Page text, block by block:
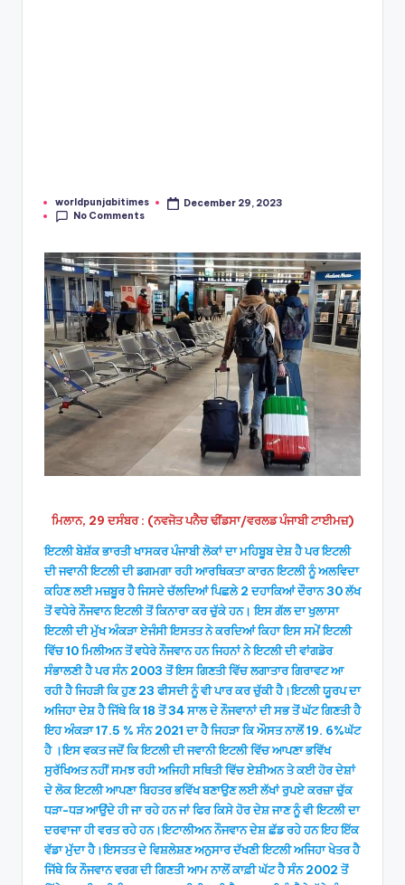
Posted
by
worldpunjabitimes
December 29, 2023
No Comments
ਮਿਲਾਨ, 29 ਦਸੰਬਰ : (ਨਵਜੋਤ ਪਨੈਚ ਢੀਂਡਸਾ/ਵਰਲਡ ਪੰਜਾਬੀ ਟਾਈਮਜ਼)
ਇਟਲੀ ਬੇਸ਼ੱਕ ਭਾਰਤੀ ਖਾਸਕਰ ਪੰਜਾਬੀ ਲੋਕਾਂ ਦਾ ਮਹਿਬੂਬ ਦੇਸ਼ ਹੈ ਪਰ ਇਟਲੀ
ਦੀ ਜਵਾਨੀ ਇਟਲੀ ਦੀ ਡਗਮਗਾ ਰਹੀ ਆਰਥਿਕਤਾ ਕਾਰਨ ਇਟਲੀ ਨੂੰ ਅਲਵਿਦਾ
ਕਹਿਣ ਲਈ ਮਜ਼ਬੂਰ ਹੈ ਜਿਸਦੇ ਚੱਲਦਿਆਂ ਪਿਛਲੇ 2 ਦਹਾਕਿਆਂ ਦੌਰਾਨ 30 ਲੱਖ
ਤੋਂ ਵਧੇਰੇ ਨੌਜਵਾਨ ਇਟਲੀ ਤੋਂ ਕਿਨਾਰਾ ਕਰ ਚੁੱਕੇ ਹਨ। ਇਸ ਗੱਲ ਦਾ ਖੁਲਾਸਾ
ਇਟਲੀ ਦੀ ਮੁੱਖ ਅੰਕੜਾ ਏਜੰਸੀ ਇਸਤਤ ਨੇ ਕਰਦਿਆਂ ਕਿਹਾ ਇਸ ਸਮੇਂ ਇਟਲੀ
ਵਿੱਚ 10 ਮਿਲੀਅਨ ਤੋਂ ਵਧੇਰੇ ਨੌਜਵਾਨ ਹਨ ਜਿਹਨਾਂ ਨੇ ਇਟਲੀ ਦੀ ਵਾਂਗਡੋਰ
ਸੰਭਾਲਣੀ ਹੈ ਪਰ ਸੰਨ 2003 ਤੋਂ ਇਸ ਗਿਣਤੀ ਵਿੱਚ ਲਗਾਤਾਰ ਗਿਰਾਵਟ ਆ
ਰਹੀ ਹੈ ਜਿਹੜੀ ਕਿ ਹੁਣ 23 ਫੀਸਦੀ ਨੂੰ ਵੀ ਪਾਰ ਕਰ ਚੁੱਕੀ ਹੈ।ਇਟਲੀ ਯੂਰਪ ਦਾ
ਅਜਿਹਾ ਦੇਸ਼ ਹੈ ਜਿੱਥੇ ਕਿ 18 ਤੋਂ 34 ਸਾਲ ਦੇ ਨੌਜਵਾਨਾਂ ਦੀ ਸਭ ਤੋਂ ਘੱਟ ਗਿਣਤੀ ਹੈ
ਇਹ ਅੰਕੜਾ 17.5 % ਸੰਨ 2021 ਦਾ ਹੈ ਜਿਹੜਾ ਕਿ ਔਸਤ ਨਾਲੋਂ 19. 6%ਘੱਟ
ਹੈ ।ਇਸ ਵਕਤ ਜਦੋਂ ਕਿ ਇਟਲੀ ਦੀ ਜਵਾਨੀ ਇਟਲੀ ਵਿੱਚ ਆਪਣਾ ਭਵਿੱਖ
ਸੁਰੱਖਿਅਤ ਨਹੀਂ ਸਮਝ ਰਹੀ ਅਜਿਹੀ ਸਥਿਤੀ ਵਿੱਚ ਏਸ਼ੀਅਨ ਤੇ ਕਈ ਹੋਰ ਦੇਸ਼ਾਂ
ਦੇ ਲੋਕ ਇਟਲੀ ਆਪਣਾ ਬਿਹਤਰ ਭਵਿੱਖ ਬਣਾਉਣ ਲਈ ਲੱਖਾਂ ਰੁਪਏ ਕਰਜ਼ਾ ਚੁੱਕ
ਧੜਾ-ਧੜ ਆਉਂਦੇ ਹੀ ਜਾ ਰਹੇ ਹਨ ਜਾਂ ਫਿਰ ਕਿਸੇ ਹੋਰ ਦੇਸ਼ ਜਾਣ ਨੂੰ ਵੀ ਇਟਲੀ ਦਾ
ਦਰਵਾਜਾ ਹੀ ਵਰਤ ਰਹੇ ਹਨ।ਇਟਾਲੀਅਨ ਨੌਜਵਾਨ ਦੇਸ਼ ਛੱਡ ਰਹੇ ਹਨ ਇਹ ਇੱਕ
ਵੱਡਾ ਮੁੱਦਾ ਹੈ।ਇਸਤਤ ਦੇ ਵਿਸ਼ਲੇਸ਼ਣ ਅਨੁਸਾਰ ਦੱਖਣੀ ਇਟਲੀ ਅਜਿਹਾ ਖੇਤਰ ਹੈ
ਜਿੱਥੇ ਕਿ ਨੌਜਵਾਨ ਵਰਗ ਦੀ ਗਿਣਤੀ ਆਮ ਨਾਲੋਂ ਕਾਫ਼ੀ ਘੱਟ ਹੈ ਸੰਨ 2002 ਤੋਂ